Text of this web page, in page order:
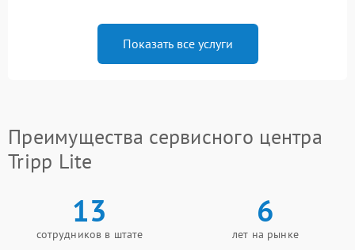
Показать все услуги
Преимущества сервисного центра
Tripp Lite
13
сотрудников в штате
6
лет на рынке